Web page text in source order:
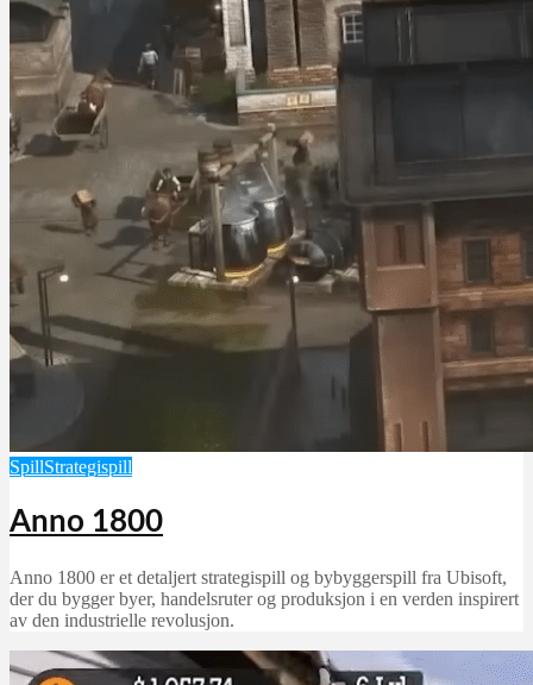
SpillStrategispill
Anno 1800
Anno 1800 er et detaljert strategispill og bybyggerspill fra Ubisoft,
der du bygger byer, handelsruter og produksjon i en verden inspirert
av den industrielle revolusjon.